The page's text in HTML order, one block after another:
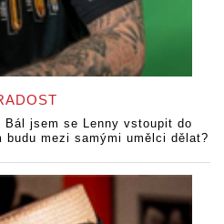
Bál jsem se Lenny vstoupit do
mezi samými umělci dělat?